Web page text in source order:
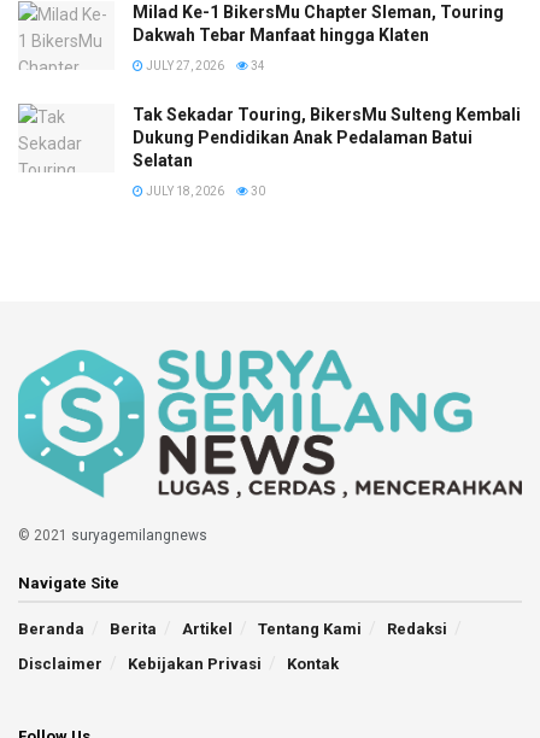
Milad Ke-1 BikersMu Chapter Sleman, Touring
Dakwah Tebar Manfaat hingga Klaten
JULY 27, 2026 34
Tak Sekadar Touring, BikersMu Sulteng Kembali
Dukung Pendidikan Anak Pedalaman Batui
Selatan
JULY 18, 2026 30
© 2021 suryagemilangnews
Navigate Site
Beranda Berita Artikel Tentang Kami
Redaksi
Disclaimer
Kebijakan Privasi Kontak